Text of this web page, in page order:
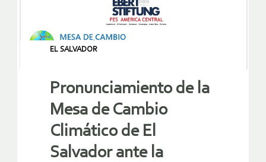
EL SALVADOR
Pronunciamiento de la
Mesa de Cambio
Climático de El
Salvador ante la